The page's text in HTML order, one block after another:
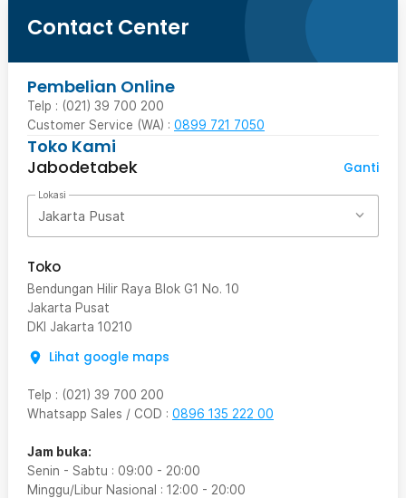
Contact Center
Pembelian Online
Telp : (021) 39 700 200
Customer Service (WA) : 0899 721 7050
Toko Kami
Jabodetabek
Ganti
Lokasi
Jakarta Pusat
Toko
Bendungan Hilir Raya Blok G1 No. 10
Jakarta Pusat
DKI Jakarta 10210
Lihat google maps
Telp : (021) 39 700 200
Whatsapp Sales / COD : 0896 135 222 00
Jam buka:
Senin - Sabtu : 09:00 - 20:00
Minggu/Libur Nasional : 12:00 - 20:00